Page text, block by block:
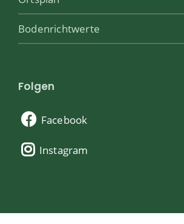
Bodenrichtwerte
Folgen
Facebook
Instagram